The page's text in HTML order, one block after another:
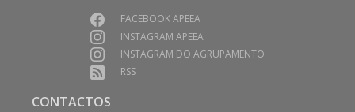
FACEBOOK APEEA
INSTAGRAM APEEA
INSTAGRAM DO AGRUPAMENTO
RSS
CONTACTOS